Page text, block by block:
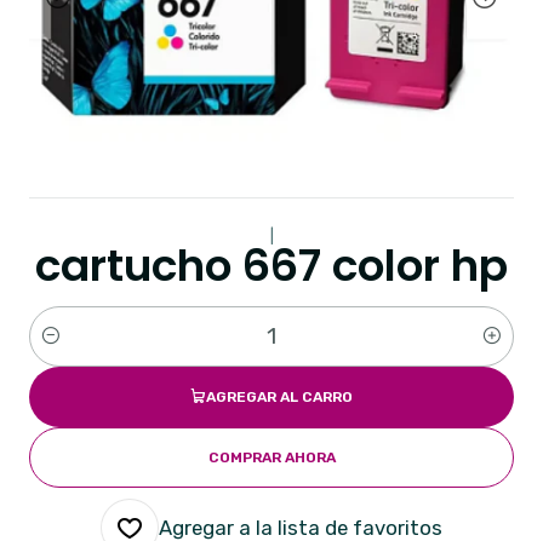
cartucho 667 color hp
Cantidad
AGREGAR AL CARRO
COMPRAR AHORA
Agregar a la lista de favoritos